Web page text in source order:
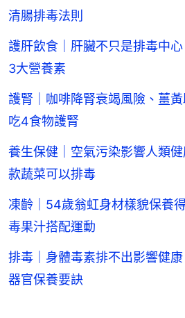
清腸排毒法則
護肝飲食｜肝臟不只是排毒中
3大營養素
護腎｜咖啡降腎衰竭風險、薑
吃4食物護腎
養生保健｜空氣污染影響人類
款蔬菜可以排毒
凍齡｜54歲翁虹身材樣貌保養
毒果汁搭配運動
排毒｜身體毒素排不出影響健
器官保養要訣